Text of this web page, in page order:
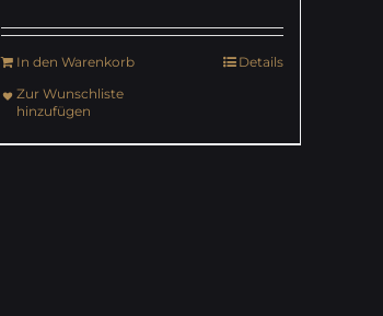
In den Warenkorb
Details
Zur Wunschliste
hinzufügen